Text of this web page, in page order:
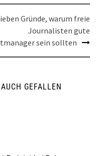
Gründe, warum freie
Journalisten gute
sein sollten
GEFALLEN